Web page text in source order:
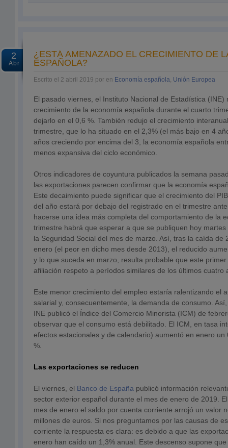
2
Abr
¿ESTÁ AMENAZADO EL CRECIMIENTO DE
ESPAÑOLA?
Escrito el 2 abril 2019 por en Economía española, Unión Europea
El pasado viernes, el Instituto Nacional de Estadística (INE)
crecimiento de la economía española durante el cuarto
dejarlo en el 0,6 %. También redujo el crecimiento
trimestre, que lo ha situado en el 2,3% (el más bajo en 4
años creciendo por encima del 3, la economía española
menos expansiva del ciclo económico.
Otros indicadores de coyuntura publicados la semana
las exportaciones parecen confirmar que la economía
Este decaimiento puede significar que el crecimiento del
del año estará por debajo del registrado en el trimestre
hacerse una idea más completa del comportamiento de la
trimestre habrá que esperar a que se publiquen hoy
la Seguridad Social del mes de marzo. Así, tras la caída de
enero (el peor en dicho mes desde 2013), el reducido
y lo que suceda en marzo, resulta probable que este
afiliación respeto a períodos similares de los últimos cuatro
Este menor crecimiento del empleo estaría ralentizando el
salarial y, consecuentemente, la demanda de consumo.
INE publicó el Índice del Comercio Minorista (ICM) de
observar que el consumo está debilitado. El ICM, en tasa
efectos estacionales y de calendario) aumentó en enero
%.
Las exportaciones se reducen
El viernes, el Banco de España publicó información
sector exterior español durante el mes de enero de 2019.
mes de enero el saldo por cuenta corriente arrojó un valor
millones de euros. Si nos preguntamos por las causas de
corriente la respuesta es clara: es debido a que las
enero han caído un 1,3% anual. Este descenso supone